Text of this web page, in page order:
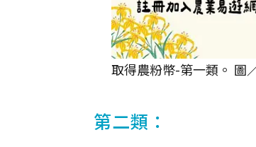
取得農粉幣-第一類。 圖
第二類：